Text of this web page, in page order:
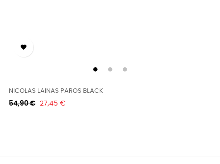

NICOLAS LAINAS PAROS BLACK
Κανονική
54,90 € Τιμή
27,45 €